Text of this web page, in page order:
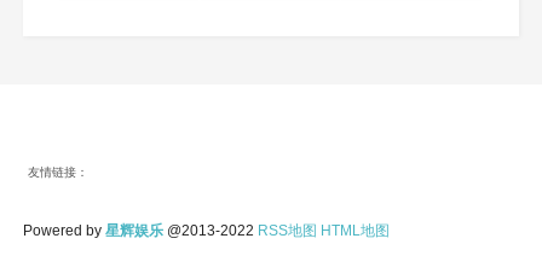
友情链接：
Powered by 星辉娱乐@2013-2022 RSS地图 HTML地图